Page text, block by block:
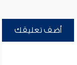
أضف تعليقك